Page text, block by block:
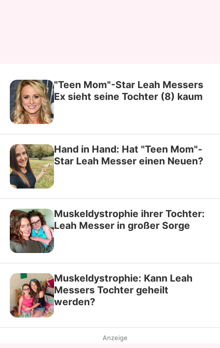
"Teen Mom"-Star Leah Messers
Ex sieht seine Tochter (8) kaum
Hand in Hand: Hat "Teen Mom"-
Star Leah Messer einen Neuen?
Muskeldystrophie ihrer Tochter:
Leah Messer in großer Sorge
Muskeldystrophie: Kann Leah
Messers Tochter geheilt
werden?
Anzeige